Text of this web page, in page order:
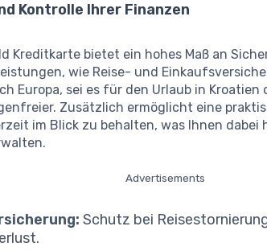
Kontrolle Ihrer Finanzen
Kreditkarte bietet ein hohes Maß an
wie Reise- und
Europa, sei es für den Urlaub in
Zusätzlich ermöglicht eine
im Blick zu behalten, was Ihnen dabei
Advertisements
Schutz bei